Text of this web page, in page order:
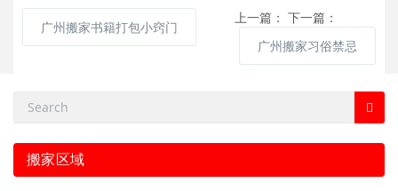
上一篇：
广州搬家书籍打包小窍门
下一篇：
广州搬家习俗禁忌
搬家区域